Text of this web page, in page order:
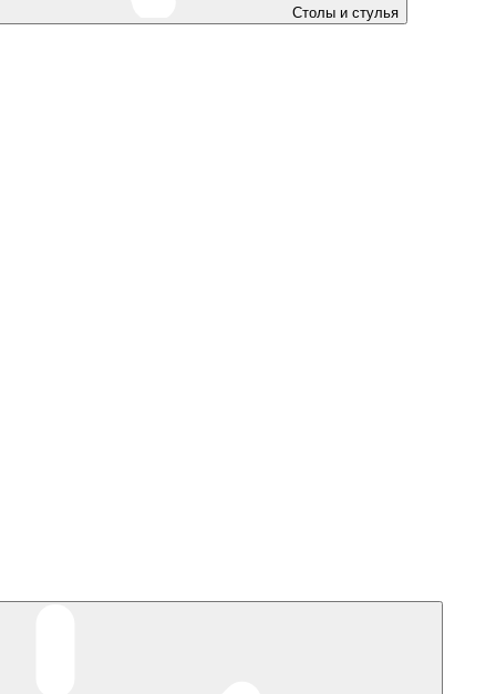
Столы и стулья